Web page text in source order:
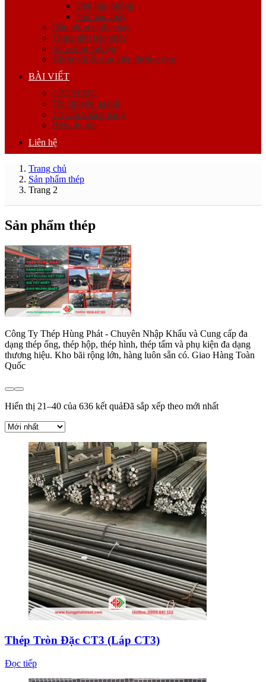
Đèn báo phòng
Nút báo cháy
Đầu phun chữa cháy
Trung tâm báo cháy
Van công nghiệp
Khớp nối & phụ kiện đường ống
BÀI VIẾT
CATALOG
Tin chuyên ngành
Tư vấn khách hàng
Blog tin tức
Liên hệ
Trang chủ
Sản phẩm thép
Trang 2
Sản phẩm thép
Công Ty Thép Hùng Phát - Chuyên Nhập Khẩu và Cung cấp đa
dạng thép ống, thép hộp, thép hình, thép tấm và phụ kiện đa dạng
thương hiệu. Kho bãi rộng lớn, hàng luôn sẵn có. Giao Hàng Toàn
Quốc
Hiển thị 21–40 của 636 kết quảĐã sắp xếp theo mới nhất
Thép Tròn Đặc CT3 (Láp CT3)
Đọc tiếp